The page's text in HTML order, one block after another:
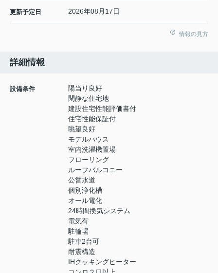
更新予定日 2026年08月17日
情報の見方
詳細情報
設備条件
陽当り良好
閑静な住宅地
建設住宅性能評価書付
住宅性能保証付
眺望良好
モデルハウス
室内洗濯機置場
フローリング
ルーフバルコニー
公営水道
個別浄化槽
オール電化
24時間換気システム
電気有
駐輪場
駐車2台可
耐震構造
IHクッキングヒーター